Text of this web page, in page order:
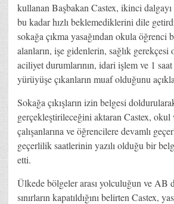
kullanan Başbakan Castex, ikinci
bu kadar hızlı beklemediklerini dile
sokağa çıkma yasağından okula öğrenci
alanların, işe gidenlerin, sağlık gerekçesi
aciliyet durumlarının, idari işlem ve 1 saat
yürüyüşe çıkanların muaf olduğunu
Sokağa çıkışların izin belgesi
gerçekleştirileceğini aktaran Castex, okul
çalışanlarına ve öğrencilere devamlı
geçerlilik saatlerinin yazılı olduğu bir
etti.
Ülkede bölgeler arası yolculuğun ve AB
sınırların kapatıldığını belirten Castex,